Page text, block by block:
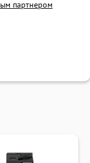
партнером